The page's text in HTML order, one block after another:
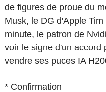
de figures de proue du
Musk, le DG d'Apple
minute, le patron de
voir le signe d'un accord
vendre ses puces IA
* Confirmation